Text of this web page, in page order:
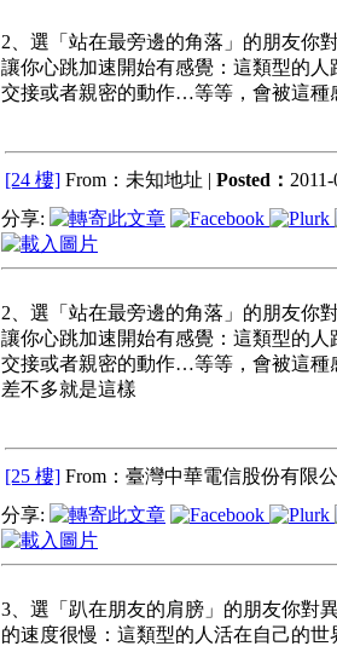
2、選「站在最旁邊的角落」的朋友你
讓你心跳加速開始有感覺：這類型的
交接或者親密的動作…等等，會被這種
[24 樓] From：未知地址 | Posted：
分享:
2、選「站在最旁邊的角落」的朋友你
讓你心跳加速開始有感覺：這類型的
交接或者親密的動作…等等，會被這種
差不多就是這樣
[25 樓] From：臺灣中華電信股份有限
分享:
3、選「趴在朋友的肩膀」的朋友你對
的速度很慢：這類型的人活在自己的